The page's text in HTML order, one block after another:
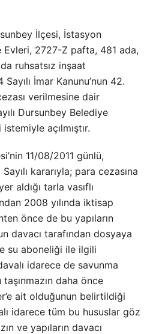
İlçesi, İstasyon
Evleri, 2727-Z pafta, 481 ada,
ruhsatsız inşaat
İmar Kanunu’nun 42.
verilmesine dair
Dursunbey Belediye
açılmıştır.
11/08/2011 günlü,
kararıyla; para cezasına
aldığı tarla vasıflı
2008 yılında iktisap
önce de bu yapıların
davacı tarafından dosyaya
su aboneliği ile ilgili
idarece de savunma
daha önce
ait olduğunun belirtildiği
idarece tüm bu hususlar göz
ve yapıların davacı